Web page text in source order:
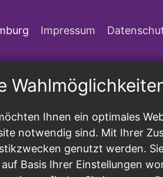
Ihnen ein optimales
notwendig sind. Mit Ihrer
genutzt werden.
auf Basis Ihrer Einstellungen
Impressum